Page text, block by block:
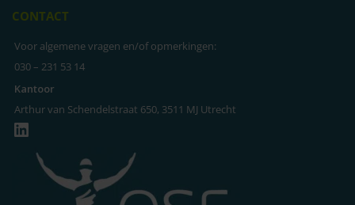
CONTACT
Voor algemene vragen en/of opmerkingen:
030 – 231 53 14
Kantoor
Arthur van Schendelstraat 650, 3511 MJ Utrecht
LinkedIn